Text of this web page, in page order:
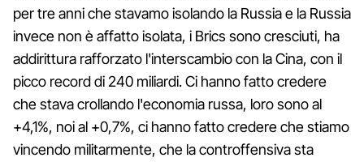
per tre anni che stavamo isolando la Russia e la Russia
invece non è affatto isolata, i Brics sono cresciuti, ha
addirittura rafforzato l'interscambio con la Cina, con il
picco record di 240 miliardi. Ci hanno fatto credere
che stava crollando l'economia russa, loro sono al
+4,1%, noi al +0,7%, ci hanno fatto credere che stiamo
vincendo militarmente, che la controffensiva sta